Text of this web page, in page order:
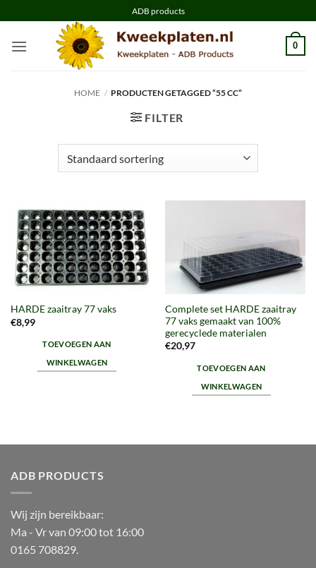
naar
inhoud
ADB products
0
HOME / PRODUCTEN GETAGGED “55 CC”
FILTER
HARDE zaaitray 77 vaks
€8,99
TOEVOEGEN AAN
WINKELWAGEN
Complete set HARDE zaaitray
77 vaks gemaakt van 100%
gerecyclede materialen
€20,97
TOEVOEGEN AAN
WINKELWAGEN
ADB PRODUCTS
Wij zijn bereikbaar:
Ma - Vr van 09:00 tot 16:00
0165 708829.